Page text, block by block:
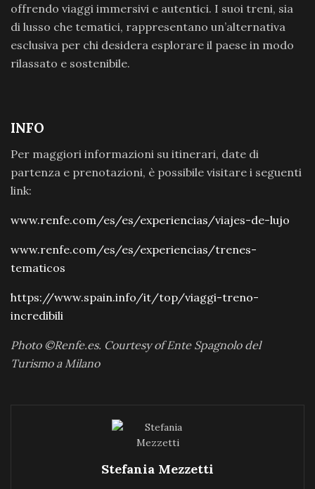
offrendo viaggi immersivi e autentici. I suoi treni, sia
di lusso che tematici, rappresentano un’alternativa
esclusiva per chi desidera esplorare il paese in modo
rilassato e sostenibile.
INFO
Per maggiori informazioni su itinerari, date di
partenza e prenotazioni, è possibile visitare i seguenti
link:
www.renfe.com/es/es/experiencias/viajes-de-lujo
www.renfe.com/es/es/experiencias/trenes-
tematicos
https://www.spain.info/it/top/viaggi-treno-
incredibili
Photo ©Renfe.es. Courtesy of Ente Spagnolo del
Turismo a Milano
Stefania Mezzetti